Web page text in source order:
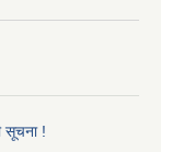
सूचना !